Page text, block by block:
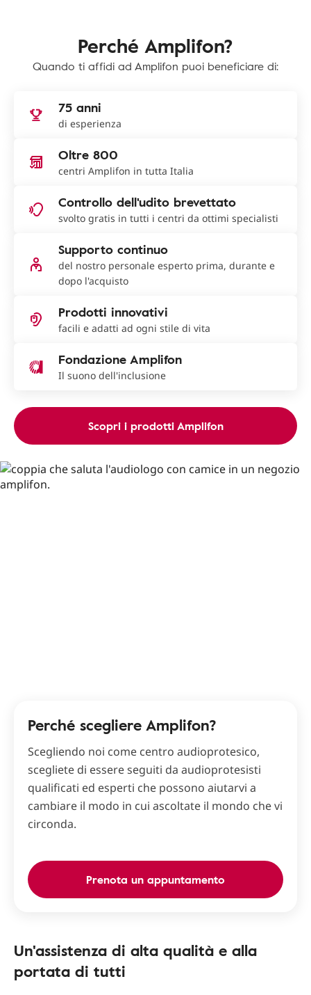
Perché Amplifon?
Quando ti affidi ad Amplifon puoi beneficiare di:
75 anni
di esperienza
Oltre 800
centri Amplifon in tutta Italia
Controllo dell'udito brevettato
svolto gratis in tutti i centri da ottimi specialisti
Supporto continuo
del nostro personale esperto prima, durante e
dopo l'acquisto
Prodotti innovativi
facili e adatti ad ogni stile di vita
Fondazione Amplifon
Il suono dell'inclusione
Scopri i prodotti Amplifon
Perché scegliere Amplifon?
Scegliendo noi come centro audioprotesico,
scegliete di essere seguiti da audioprotesisti
qualificati ed esperti che possono aiutarvi a
cambiare il modo in cui ascoltate il mondo che vi
circonda.
Prenota un appuntamento
Un'assistenza di alta qualità e alla
portata di tutti